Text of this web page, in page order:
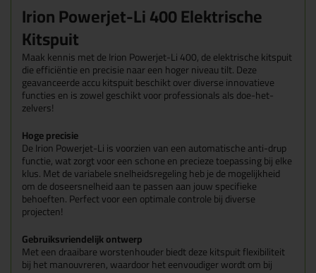
Irion Powerjet-Li 400 Elektrische
Kitspuit
Maak kennis met de Irion Powerjet-Li 400, de elektrische kitspuit
die efficiëntie en precisie naar een hoger niveau tilt. Deze
geavanceerde accu kitspuit beschikt over diverse innovatieve
functies en is zowel geschikt voor professionals als doe-het-
zelvers!
Hoge precisie
De Irion Powerjet-Li is voorzien van een automatische anti-drup
functie, wat zorgt voor een schone en precieze toepassing bij elke
klus. Met de variabele snelheidsregeling heb je de mogelijkheid
om de doseersnelheid aan te passen aan jouw specifieke
behoeften. Perfect voor een optimale controle bij diverse
projecten!
Gebruiksvriendelijk ontwerp
Met een draaibare worstenhouder biedt deze kitspuit flexibiliteit
bij het manouvreren, waardoor het eenvoudiger wordt om bij